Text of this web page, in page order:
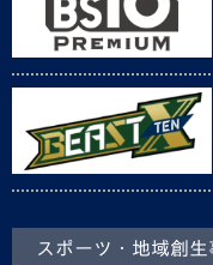
スポーツ・地域創生